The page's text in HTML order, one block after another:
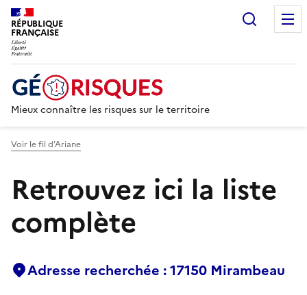
RÉPUBLIQUE
FRANÇAISE
Mieux connaître les risques sur le territoire
Voir le fil d’Ariane
Retrouvez ici la liste
complète
Adresse recherchée : 17150 Mirambeau